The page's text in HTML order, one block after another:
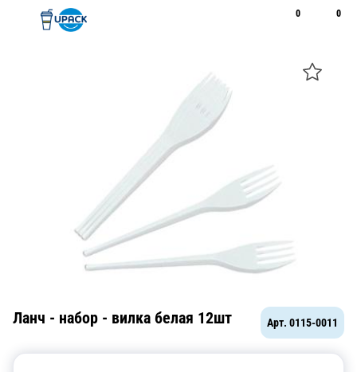
0 0
Ланч - набор - вилка белая 12шт Арт. 0115-0011